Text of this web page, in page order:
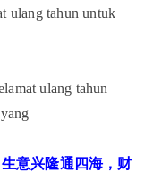
ulang tahun untuk
ulang tahun
意兴隆通四海，财